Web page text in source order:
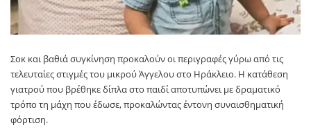
Σοκ και βαθιά συγκίνηση προκαλούν οι περιγραφές γύρω από τις
τελευταίες στιγμές του μικρού Άγγελου στο Ηράκλειο. Η κατάθεση
γιατρού που βρέθηκε δίπλα στο παιδί αποτυπώνει με δραματικό
τρόπο τη μάχη που έδωσε, προκαλώντας έντονη συναισθηματική
φόρτιση.